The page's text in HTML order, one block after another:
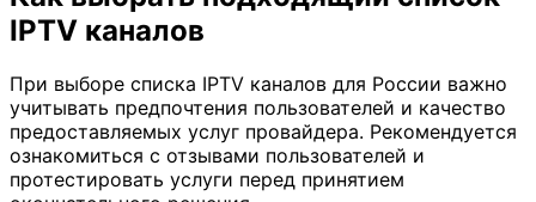
IPTV каналов
При выборе списка IPTV каналов для России важно
учитывать предпочтения пользователей и качество
предоставляемых услуг провайдера. Рекомендуется
ознакомиться с отзывами пользователей и
протестировать услуги перед принятием